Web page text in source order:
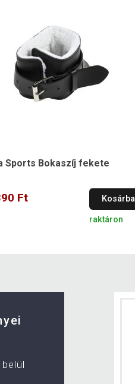
Sports Bokaszíj fekete
Ft Kosárba
raktáron